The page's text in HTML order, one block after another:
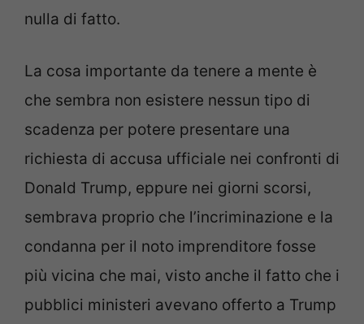
nulla di fatto.
La cosa importante da tenere a mente è
che sembra non esistere nessun tipo di
scadenza per potere presentare una
richiesta di accusa ufficiale nei confronti di
Donald Trump, eppure nei giorni scorsi,
sembrava proprio che l’incriminazione e la
condanna per il noto imprenditore fosse
più vicina che mai, visto anche il fatto che i
pubblici ministeri avevano offerto a Trump